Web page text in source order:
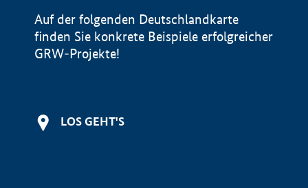
Auf der folgenden Deutschlandkarte
finden Sie konkrete Beispiele erfolgreicher
GRW-Projekte!
LOS GEHT'S